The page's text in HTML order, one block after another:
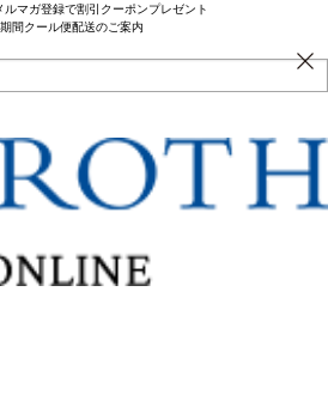
ルマガ登録で割引クーポンプレゼント
間クール便配送のご案内